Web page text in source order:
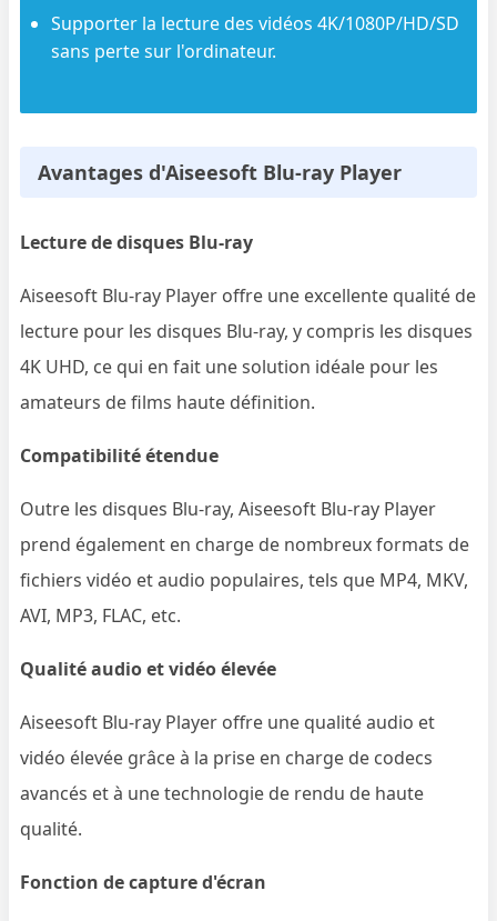
Supporter la lecture des vidéos 4K/1080P/HD/SD
sans perte sur l'ordinateur.
Avantages d'Aiseesoft Blu-ray Player
Lecture de disques Blu-ray
Aiseesoft Blu-ray Player offre une excellente qualité de
lecture pour les disques Blu-ray, y compris les disques
4K UHD, ce qui en fait une solution idéale pour les
amateurs de films haute définition.
Compatibilité étendue
Outre les disques Blu-ray, Aiseesoft Blu-ray Player
prend également en charge de nombreux formats de
fichiers vidéo et audio populaires, tels que MP4, MKV,
AVI, MP3, FLAC, etc.
Qualité audio et vidéo élevée
Aiseesoft Blu-ray Player offre une qualité audio et
vidéo élevée grâce à la prise en charge de codecs
avancés et à une technologie de rendu de haute
qualité.
Fonction de capture d'écran